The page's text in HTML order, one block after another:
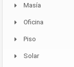
Masía
Oficina
Piso
Solar